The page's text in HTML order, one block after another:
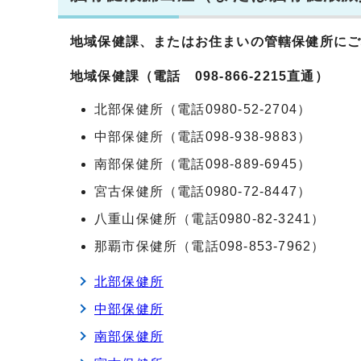
地域保健課、またはお住まいの管轄保健所にご
地域保健課（電話 098-866-2215直通）
北部保健所（電話0980-52-2704）
中部保健所（電話098-938-9883）
南部保健所（電話098-889-6945）
宮古保健所（電話0980-72-8447）
八重山保健所（電話0980-82-3241）
那覇市保健所（電話098-853-7962）
北部保健所
中部保健所
南部保健所